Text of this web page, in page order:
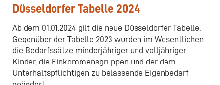
Düsseldorfer Tabelle 2024
Ab dem 01.01.2024 gilt die neue Düsseldorfer Tabelle.
Gegenüber der Tabelle 2023 wurden im Wesentlichen
die Bedarfssätze minderjähriger und volljähriger
Kinder, die Einkommensgruppen und der dem
Unterhaltspflichtigen zu belassende Eigenbedarf